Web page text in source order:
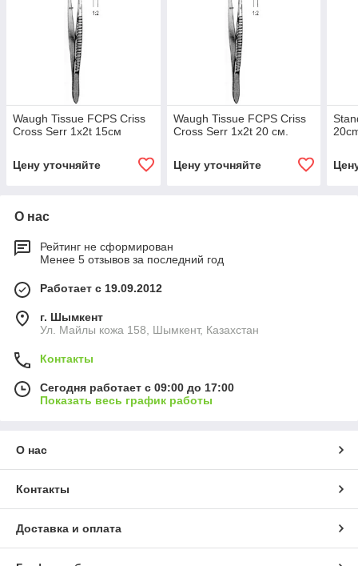
Waugh Tissue FCPS Criss
Cross Serr 1x2t 15см
Цену уточняйте
Waugh Tissue FCPS Criss
Cross Serr 1x2t 20 см.
Цену уточняйте
О нас
Рейтинг не сформирован
Менее 5 отзывов за последний год
Работает с 19.09.2012
г. Шымкент
Ул. Майлы кожа 158, Шымкент, Казахстан
Контакты
Сегодня работает с 09:00 до 17:00
Показать весь график работы
О нас
Контакты
Доставка и оплата